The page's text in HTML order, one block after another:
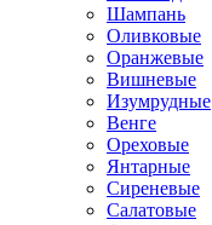
Шампань
Оливковые
Оранжевые
Вишневые
Изумрудные
Венге
Ореховые
Янтарные
Сиреневые
Салатовые